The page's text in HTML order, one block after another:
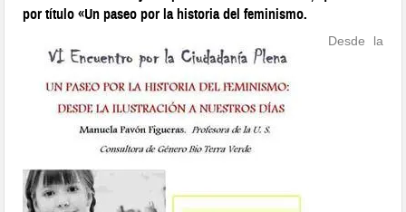
por título «Un paseo por la historia del feminismo.
Desde la